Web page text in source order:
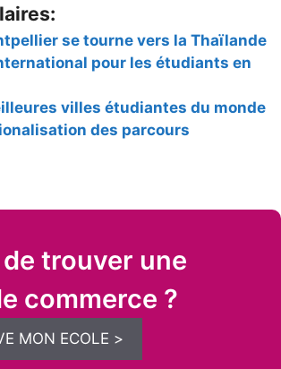
se tourne vers la Thaïlande
pour les étudiants en
villes étudiantes du monde
des parcours
trouver une
commerce ?
MON ECOLE >